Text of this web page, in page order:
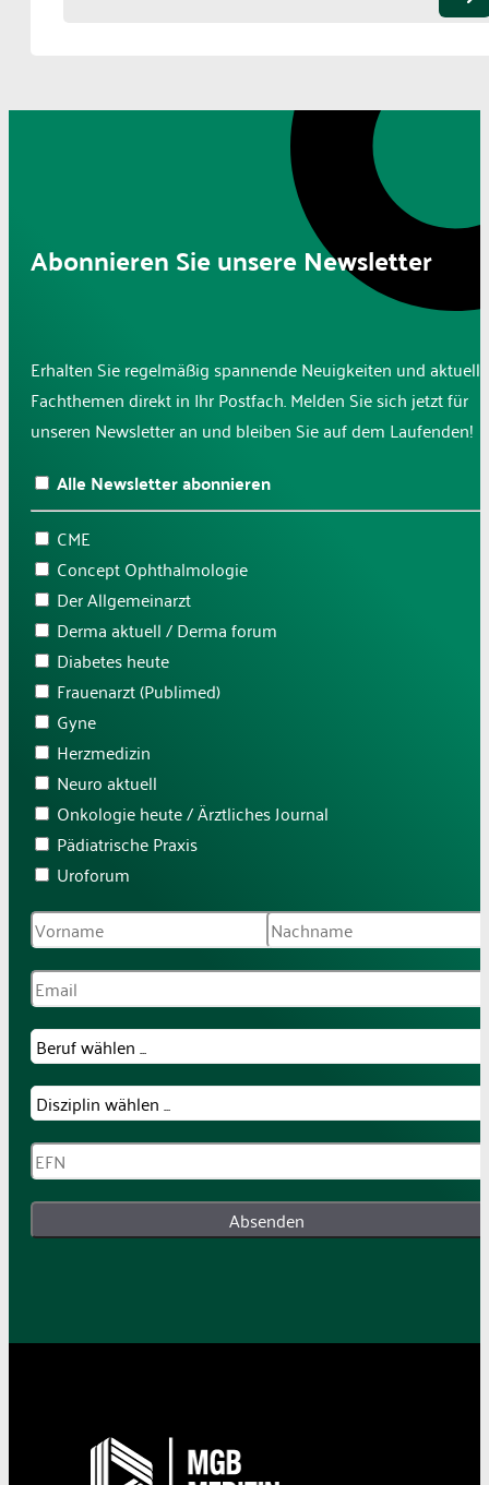
Abonnieren Sie unsere Newsletter
Erhalten Sie regelmäßig spannende Neuigkeiten und aktuelle
Fachthemen direkt in Ihr Postfach. Melden Sie sich jetzt für
unseren Newsletter an und bleiben Sie auf dem Laufenden!
Alle Newsletter abonnieren
CME
Concept Ophthalmologie
Der Allgemeinarzt
Derma aktuell / Derma forum
Diabetes heute
Frauenarzt (Publimed)
Gyne
Herzmedizin
Neuro aktuell
Onkologie heute / Ärztliches Journal
Pädiatrische Praxis
Uroforum
Absenden